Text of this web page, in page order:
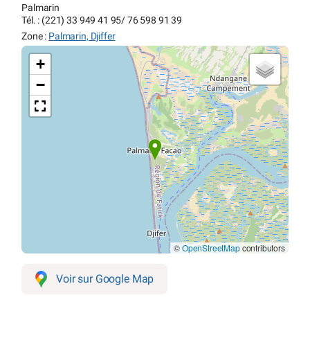
Palmarin
Tél. : (221) 33 949 41 95/ 76 598 91 39
Zone : Palmarin, Djiffer
+
−
©OpenStreetMapcontributors
Voir sur Google Map